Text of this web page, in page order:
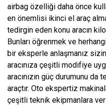
airbag özelliği daha önce
en önemlisi ikinci el araç
tedirgin eden konu aracın
Bunları öğrenmek ve
bir eksperle anlaşmanız
aracınıza çeşitli modifiye
aracınızın güç durumunu
araçtır. Oto ekspertiz
çeşitli teknik ekipmanlara